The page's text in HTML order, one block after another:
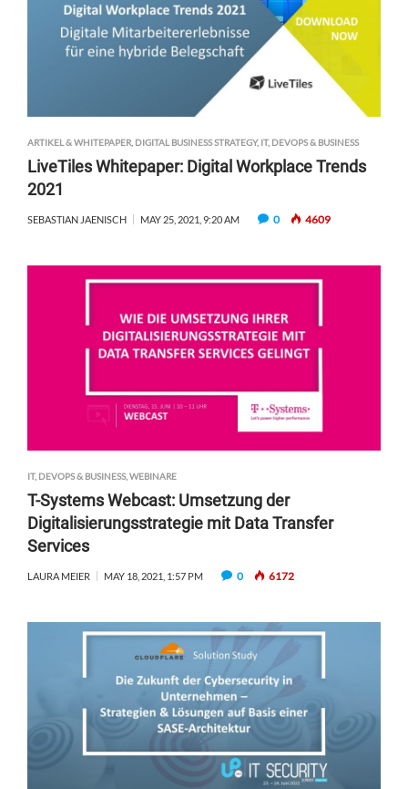
ARTIKEL & WHITEPAPER DIGITAL BUSINESS STRATEGY, IT, DEVOPS & BUSINESS
LiveTiles Whitepaper: Digital Workplace Trends
2021
SEBASTIAN JAENISCH MAY 25, 2021, 9:20 AM 0 4609
IT, DEVOPS & BUSINESS, WEBINARE
T-Systems Webcast: Umsetzung der
Digitalisierungsstrategie mit Data Transfer
Services
LAURA MEIER MAY 18, 2021, 1:57 PM 0 6172